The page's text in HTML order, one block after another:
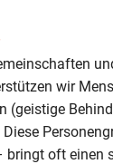
wir
(geistige
bringt oft einen